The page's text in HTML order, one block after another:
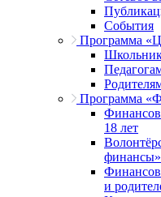
События
Программа
Программа
18 лет
финансы»
и